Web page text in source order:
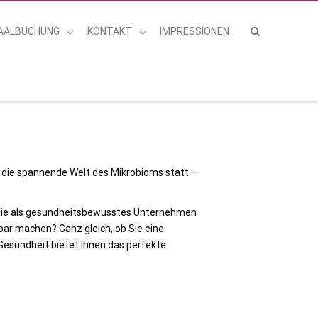
KONTAKT IMPRESSIONEN
spannende Welt des Mikrobioms statt –
als gesundheitsbewusstes Unternehmen
machen? Ganz gleich, ob Sie eine
bietet Ihnen das perfekte